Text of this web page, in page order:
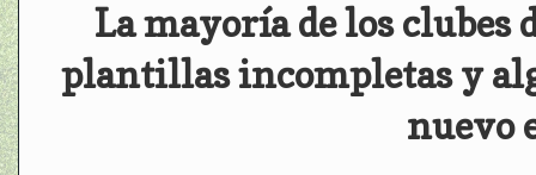
La mayoría de los clubes
plantillas incompletas y
nuevo